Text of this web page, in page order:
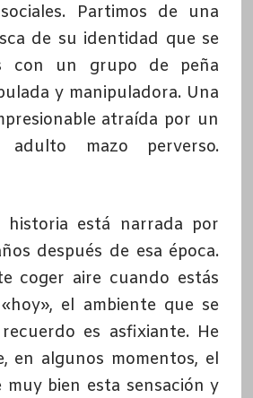
Partimos de una
de su identidad que se
con un grupo de peña
y manipuladora. Una
atraída por un
adulto mazo perverso.
historia está narrada por
después de esa época.
coger aire cuando estás
el ambiente que se
es asfixiante. He
en algunos momentos, el
bien esta sensación y